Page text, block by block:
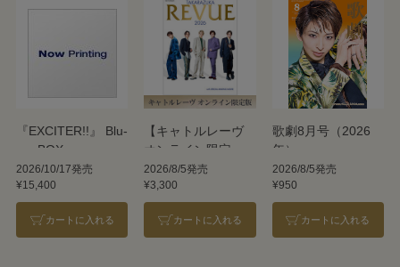
『EXCITER!!』 Blu-
ray BOX
2026/10/17発売
¥15,400
カートに入れる
【キャトルレーヴ
オンライン限定
版】TAKARAZUKA
REVUE 2026
2026/8/5発売
¥3,300
カートに入れる
歌劇8月号（2026
年）
2026/8/5発売
¥950
カートに入れる